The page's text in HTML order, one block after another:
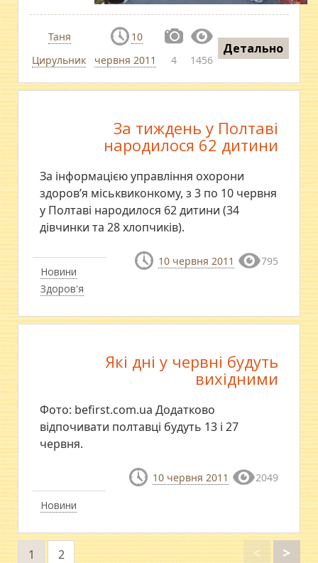
Таня
Цирульник
10
червня 2011
4 1456
Детально
Новини
Здоров'я
За тиждень у Полтаві
народилося 62 дитини
За інформацією управління охорони
здоров’я міськвиконкому, з 3 по 10 червня
у Полтаві народилося 62 дитини (34
дівчинки та 28 хлопчиків).
10 червня 2011 795
Новини
Які дні у червні будуть
вихідними
Фото: befirst.com.ua Додатково
відпочивати полтавці будуть 13 і 27
червня.
10 червня 2011 2049
<
1 2 >